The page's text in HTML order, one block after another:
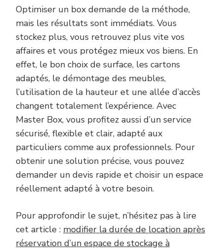
Optimiser un box demande de la méthode,
mais les résultats sont immédiats. Vous
stockez plus, vous retrouvez plus vite vos
affaires et vous protégez mieux vos biens. En
effet, le bon choix de surface, les cartons
adaptés, le démontage des meubles,
l’utilisation de la hauteur et une allée d’accès
changent totalement l’expérience. Avec
Master Box, vous profitez aussi d’un service
sécurisé, flexible et clair, adapté aux
particuliers comme aux professionnels. Pour
obtenir une solution précise, vous pouvez
demander un devis rapide et choisir un espace
réellement adapté à votre besoin.
Pour approfondir le sujet, n’hésitez pas à lire
cet article : modifier la durée de location après
réservation d’un espace de stockage à